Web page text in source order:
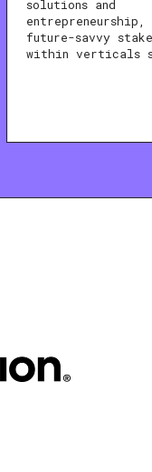
solutions and
future-savvy
within verticals